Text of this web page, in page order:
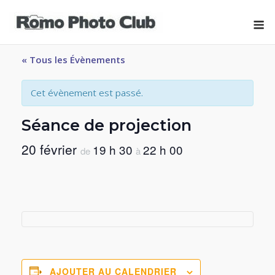
« Tous les Évènements
Cet évènement est passé.
Séance de projection
20 février de 19 h 30 à 22 h 00
AJOUTER AU CALENDRIER